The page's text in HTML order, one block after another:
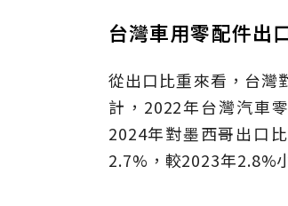
台灣車用零配件出
從出口比重來看，台灣
計，2022年台灣汽車
2024年對墨西哥出口
2.7%，較2023年2.8%